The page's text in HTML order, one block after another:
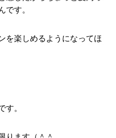
です。
を楽しめるようになってほ
す。